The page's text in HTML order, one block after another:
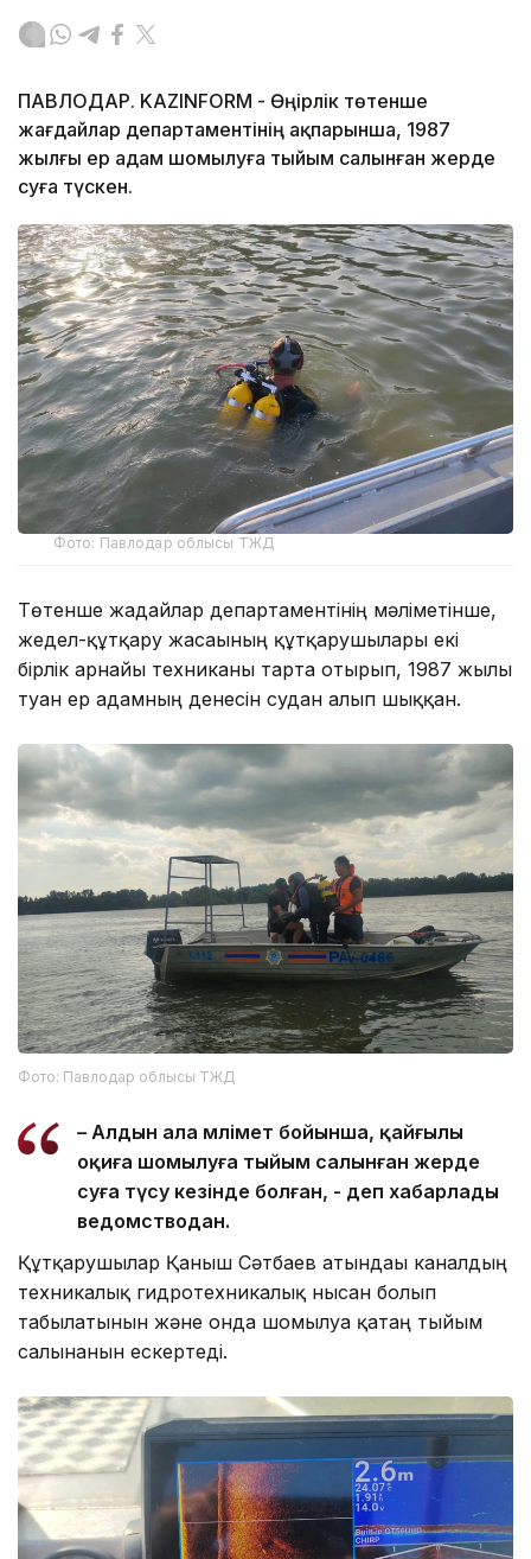
ПАВЛОДАР. KAZINFORM - Өңірлік төтенше
жағдайлар департаментінің ақпарынша, 1987
жылғы ер адам шомылуға тыйым салынған жерде
суға түскен.
Фото: Павлодар облысы ТЖД
Төтенше жағдайлар департаментінің мәліметінше,
жедел-құтқару жасағының құтқарушылары екі
бірлік арнайы техниканы тарта отырып, 1987 жылы
туған ер адамның денесін судан алып шыққан.
Фото: Павлодар облысы ТЖД
– Алдын ала мәлімет бойынша, қайғылы
оқиға шомылуға тыйым салынған жерде
суға түсу кезінде болған, - деп хабарлады
ведомстводан.
Құтқарушылар Қаныш Сәтбаев атындағы каналдың
техникалық гидротехникалық нысан болып
табылатынын және онда шомылуға қатаң тыйым
салынғанын ескертеді.